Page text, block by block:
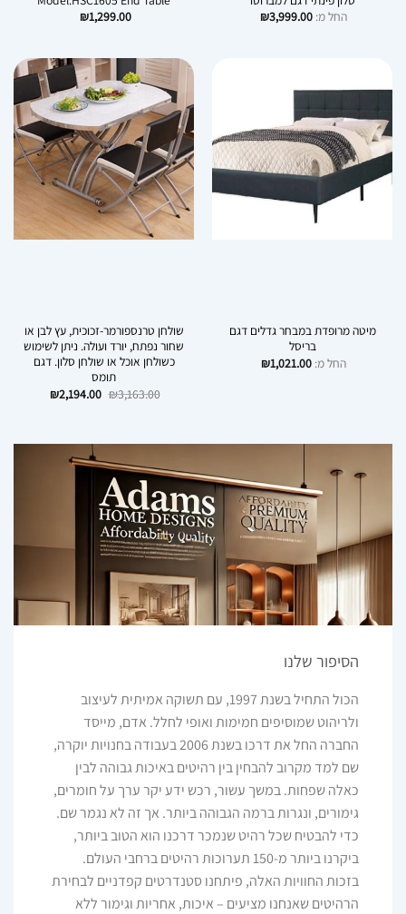
החל מ:
₪3,999.00
₪1,299.00
מיטה מרופדת במבחר גדלים דגם
בריסל
החל מ:
₪1,021.00
שולחן טרנספורמר-זכוכית, עץ לבן או
שחור נפתח, יורד ועולה. ניתן לשימוש
כשולחן אוכל או שולחן סלון. דגם
תומס
₪3,163.00 המחיר
המקורי
₪2,194.00 המחיר
הסיפור שלנו
הכול התחיל בשנת 1997, עם תשוקה אמיתית לעיצוב
ולריהוט שמוסיפים חמימות ואופי לחלל. אדם, מייסד
החברה החל את דרכו בשנת 2006 בעבודה בחנויות יוקרה,
שם למד מקרוב להבחין בין רהיטים באיכות גבוהה לבין
כאלה שפחות. במשך עשור, רכש ידע יקר ערך על חומרים,
גימורים, ונגרות ברמה הגבוהה ביותר. אך זה לא נגמר שם.
כדי להבטיח שכל רהיט שנמכר דרכנו הוא הטוב ביותר,
ביקרנו ביותר מ-150 תערוכות רהיטים ברחבי העולם.
בזכות החוויות האלה, פיתחנו סטנדרטים קפדניים לבחירת
הרהיטים שאנחנו מציעים – איכות, אחריות וגימור ללא